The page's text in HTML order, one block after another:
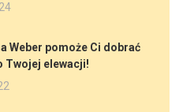
Weber pomoże Ci dobrać
Twojej elewacji!